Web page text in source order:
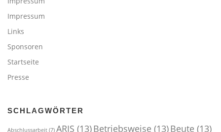
Impressum
Links
Sponsoren
Startseite
Presse
SCHLAGWÖRTER
Abschlussarbeit (7) ARIS (13)Betriebsweise (13)Beute (13)